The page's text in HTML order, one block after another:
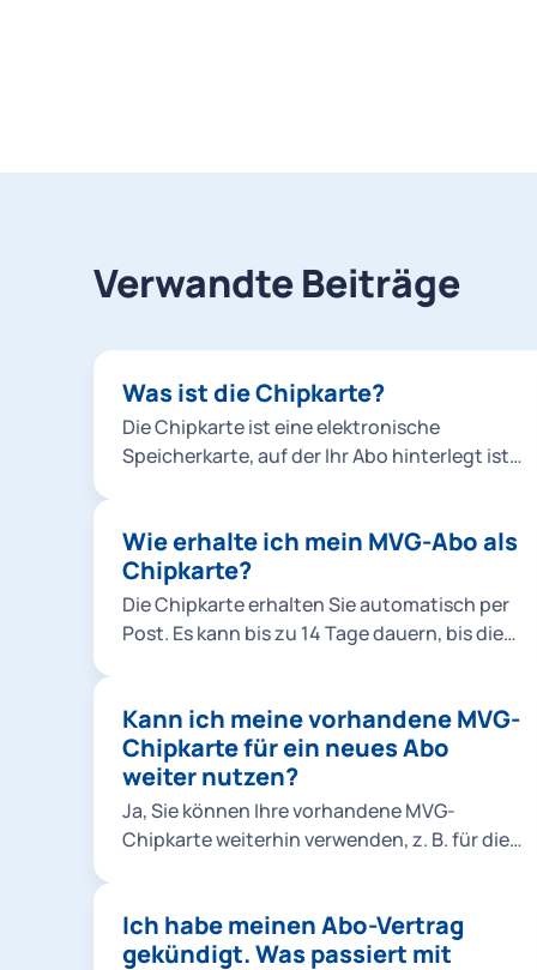
Verwandte Beiträge
Was ist die Chipkarte?
Die Chipkarte ist eine elektronische
Speicherkarte, auf der Ihr Abo hinterlegt ist.
Wie erhalte ich mein MVG-Abo als
Chipkarte?
Die Chipkarte erhalten Sie automatisch per
Post. Es kann bis zu 14 Tage dauern, bis die
Kann ich meine vorhandene MVG-
Chipkarte für ein neues Abo
weiter nutzen?
Ja, Sie können Ihre vorhandene MVG-
Chipkarte weiterhin verwenden, z. B. für die
für Zone M auf Zone M-1) oder auch für
einen Neuabschluss (z. B.
Ich habe meinen Abo-Vertrag
gekündigt. Was passiert mit